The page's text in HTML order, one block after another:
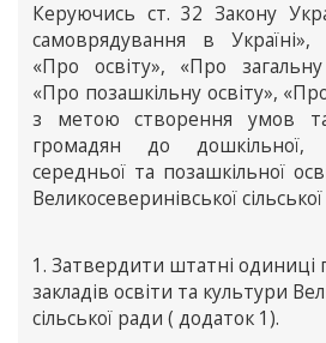
Керуючись ст. 32 Закону
самоврядування в Україні»,
«Про освіту», «Про
«Про позашкільну освіту»,
з метою створення умов
громадян до дошкільної,
середньої та позашкільної
Великосеверинівської
1. Затвердити штатні одиниці
закладів освіти та культури
сільської ради ( додаток 1).